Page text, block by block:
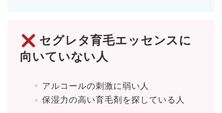
セグレタ育毛エッセンスに
向いていない人
アルコールの刺激に弱い人
保湿力の高い育毛剤を探している人